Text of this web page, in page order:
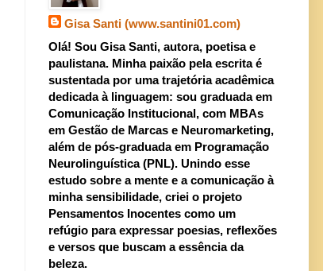
Gisa Santi (www.santini01.com)
Olá! Sou Gisa Santi, autora, poetisa e
paulistana. Minha paixão pela escrita é
sustentada por uma trajetória acadêmica
dedicada à linguagem: sou graduada em
Comunicação Institucional, com MBAs
em Gestão de Marcas e Neuromarketing,
além de pós-graduada em Programação
Neurolinguística (PNL). Unindo esse
estudo sobre a mente e a comunicação à
minha sensibilidade, criei o projeto
Pensamentos Inocentes como um
refúgio para expressar poesias, reflexões
e versos que buscam a essência da
beleza.